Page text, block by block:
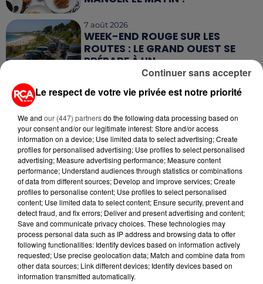
7 août 2026
WEEK-END ROUGE SUR LES
ROUTES : LE GRAND OUEST SE
PRÉPARE À UN...
6 août 2026
MÉGOTS ET FEUX DE FORÊT : LES
TAXÉS...
6 août 2026
CANICULE : POURQUOI LES
BOUTEILLES D'EAU
DISPARAISSENT DES RAYONS...
5 août 2026
MANGER SAINEMENT COÛTE 25 %
PLUS CHER QU'IL Y A CINQ ANS,
ALERTE L’ONU
5 août 2026
Le respect de votre vie privée est notre priorité
We and our (447) partnersdo the following data processing based on
your consent and/or our legitimate interest: Store and/or access
information on a device; Use limited data to select advertising; Create
profiles for personalised advertising; Use profiles to select personalised
advertising; Measure advertising performance; Measure content
performance; Understand audiences through statistics or combinations
of data from different sources; Develop and improve services; Create
profiles to personalise content; Use profiles to select personalised
content; Use limited data to select content; Ensure security, prevent and
detect fraud, and fix errors; Deliver and present advertising and content;
Save and communicate privacy choices. These technologies may
process personal data such as IP address and browsing data to offer
following functionalities: Identify devices based on information actively
requested; Use precise geolocation data; Match and combine data from
other data sources; Link different devices; Identify devices based on
information transmitted automatically.
Continuer sans accepter